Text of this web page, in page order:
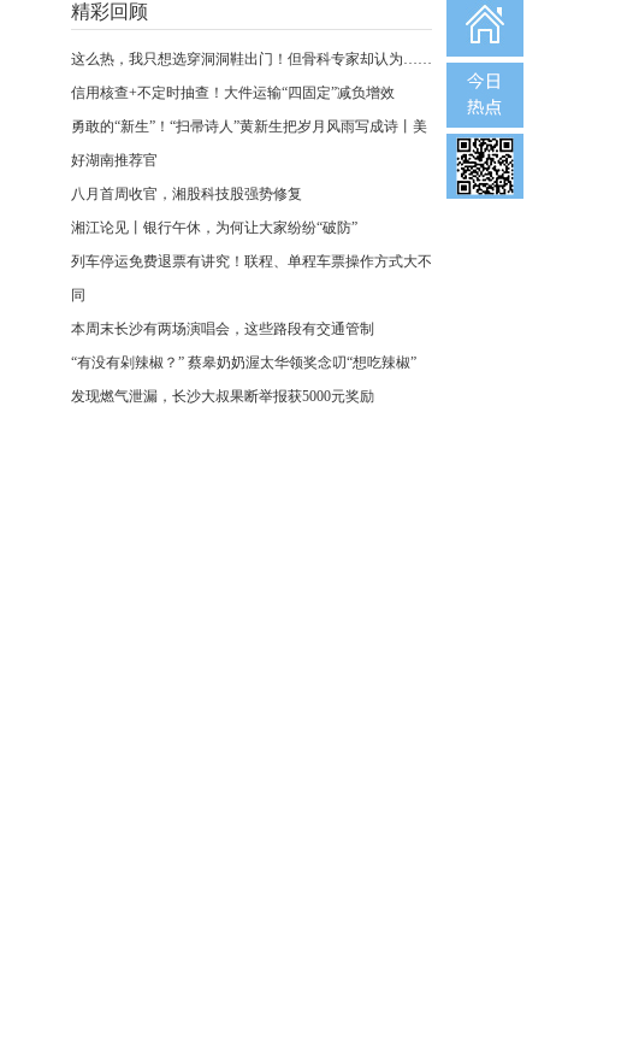
精彩回顾
这么热，我只想选穿洞洞鞋出门！但骨科专家却认为……
信用核查+不定时抽查！大件运输“四固定”减负增效
勇敢的“新生”！“扫帚诗人”黄新生把岁月风雨写成诗丨美
好湖南推荐官
八月首周收官，湘股科技股强势修复
湘江论见丨银行午休，为何让大家纷纷“破防”
列车停运免费退票有讲究！联程、单程车票操作方式大不
同
本周末长沙有两场演唱会，这些路段有交通管制
“有没有剁辣椒？” 蔡皋奶奶渥太华领奖念叨“想吃辣椒”
发现燃气泄漏，长沙大叔果断举报获5000元奖励